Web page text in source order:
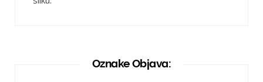
Oznake Objava: